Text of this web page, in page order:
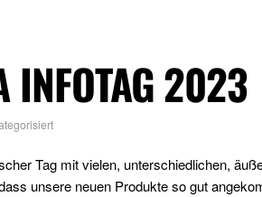
INFOTAG 2023
Tag mit vielen, unterschiedlichen,
unsere neuen Produkte so gut